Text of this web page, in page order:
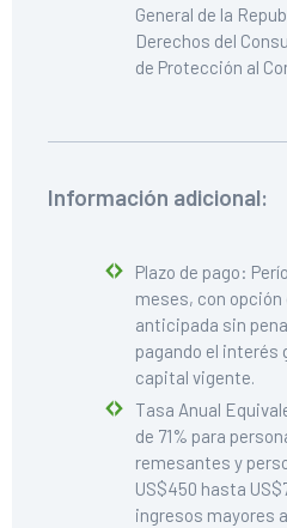
General de la
Derechos del
de Protección al
Información adicional:
Plazo de pago:
meses, con
anticipada sin
pagando el interés
capital vigente.
Tasa Anual
de 71% para
remesantes y
US$450 hasta
ingresos mayores